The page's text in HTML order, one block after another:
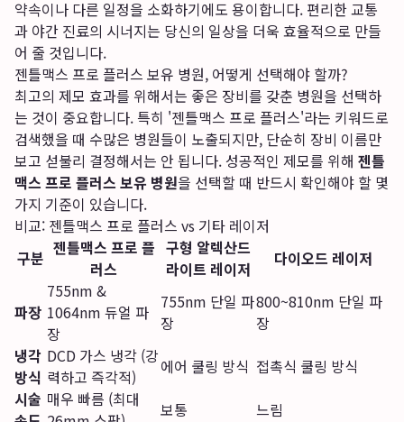
약속이나 다른 일정을 소화하기에도 용이합니다. 편리한 교통
과 야간 진료의 시너지는 당신의 일상을 더욱 효율적으로 만들
어 줄 것입니다.
젠틀맥스 프로 플러스 보유 병원, 어떻게 선택해야 할까?
최고의 제모 효과를 위해서는 좋은 장비를 갖춘 병원을 선택하
는 것이 중요합니다. 특히 '젠틀맥스 프로 플러스'라는 키워드로
검색했을 때 수많은 병원들이 노출되지만, 단순히 장비 이름만
보고 섣불리 결정해서는 안 됩니다. 성공적인 제모를 위해 젠틀
맥스 프로 플러스 보유 병원을 선택할 때 반드시 확인해야 할 몇
가지 기준이 있습니다.
비교: 젠틀맥스 프로 플러스 vs 기타 레이저
구분 젠틀맥스 프로 플
러스
구형 알렉산드
라이트 레이저
다이오드 레이저
파장
755nm &
1064nm 듀얼 파
장
755nm 단일 파
장
800~810nm 단일 파
장
냉각
방식
DCD 가스 냉각 (강
력하고 즉각적)
에어 쿨링 방식 접촉식 쿨링 방식
시술 매우 빠름 (최대
보통
느림